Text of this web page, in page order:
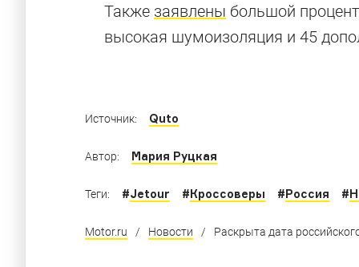
Также заявлены большой
высокая шумоизоляция и 45
Доступные модели для разных стран (но не
Источник: Quto
Автор: Мария Руцкая
Теги: #Jetour #Кроссоверы #Россия #
Motor.ru / Новости / Раскрыта дата